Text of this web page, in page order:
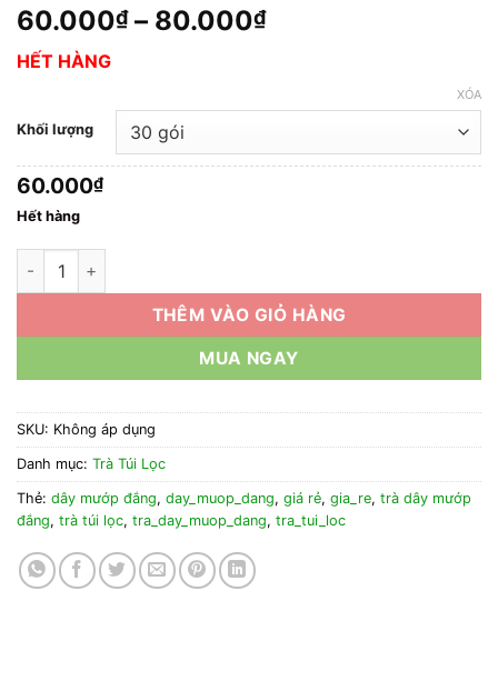
60.000₫ – 80.000₫Khoảng
80.000₫
HẾT HÀNG
Khối lượng
XÓA
60.000₫
Hết hàng
1kg Trà Túi Lọc Dây Mướp Đắng (Khổ Qua) Giá Rẻ số lượng
THÊM VÀO GIỎ HÀNG
MUA NGAY
SKU: Không áp dụng
Danh mục: Trà Túi Lọc
Thẻ: dây mướp đắng, day_muop_dang, giá rẻ, gia_re, trà dây mướp
đắng, trà túi lọc, tra_day_muop_dang, tra_tui_loc